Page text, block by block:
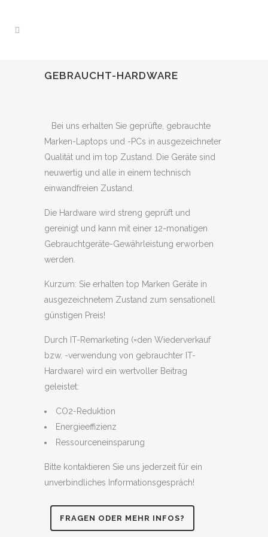
GEBRAUCHT-HARDWARE
Bei uns erhalten Sie geprüfte, gebrauchte
Marken-Laptops und -PCs in ausgezeichneter
Qualität und im top Zustand. Die Geräte sind
neuwertig und alle in einem technisch
einwandfreien Zustand.
Die Hardware wird streng geprüft und
gereinigt und kann mit einer 12-monatigen
Gebrauchtgeräte-Gewährleistung erworben
werden.
Kurzum: Sie erhalten top Marken Geräte in
ausgezeichnetem Zustand zum sensationell
günstigen Preis!
Durch IT-Remarketing (=den Wiederverkauf
bzw. -verwendung von gebrauchter IT-
Hardware) wird ein wertvoller Beitrag
geleistet:
CO2-Reduktion
Energieeffizienz
Ressourceneinsparung
Bitte kontaktieren Sie uns jederzeit für ein
unverbindliches Informationsgespräch!
FRAGEN ODER MEHR INFOS?